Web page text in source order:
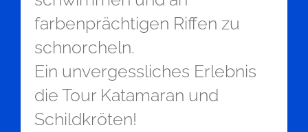
farbenprächtigen Riffen zu
schnorcheln.
Ein unvergessliches Erlebnis
die Tour Katamaran und
Schildkröten!